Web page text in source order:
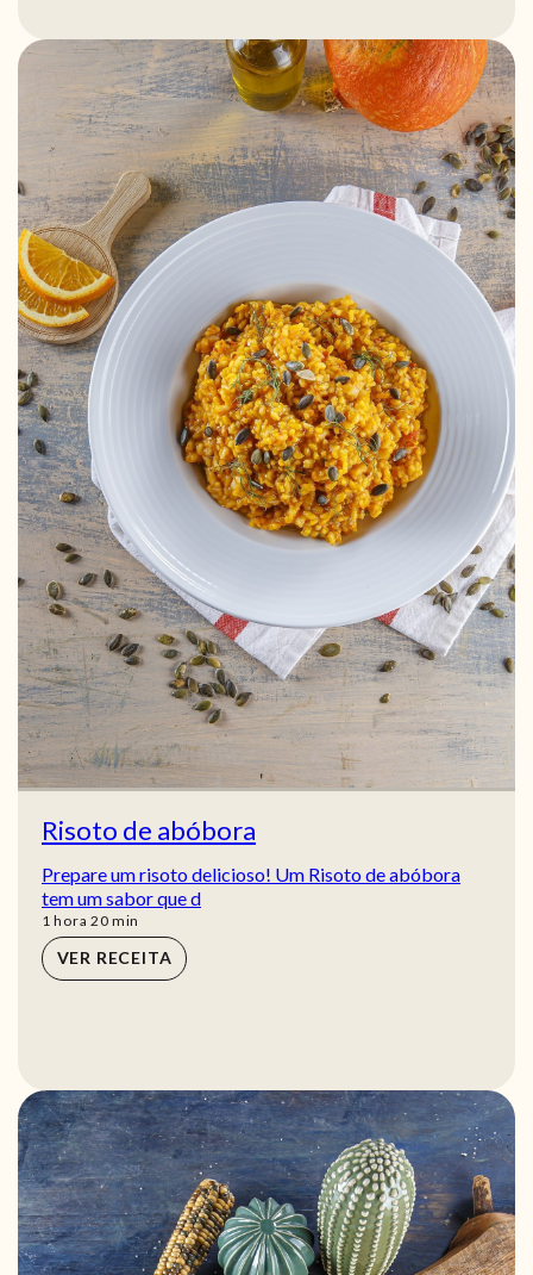
Risoto de abóbora
Prepare um risoto delicioso! Um Risoto de abóbora
tem um sabor que d
1 hora
hora 20min
min
VER RECEITA